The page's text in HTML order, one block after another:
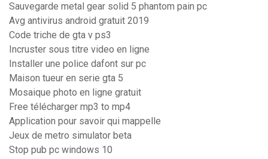
Sauvegarde metal gear solid 5 phantom pain pc
Avg antivirus android gratuit 2019
Code triche de gta v ps3
Incruster sous titre video en ligne
Installer une police dafont sur pc
Maison tueur en serie gta 5
Mosaique photo en ligne gratuit
Free télécharger mp3 to mp4
Application pour savoir qui mappelle
Jeux de metro simulator beta
Stop pub pc windows 10